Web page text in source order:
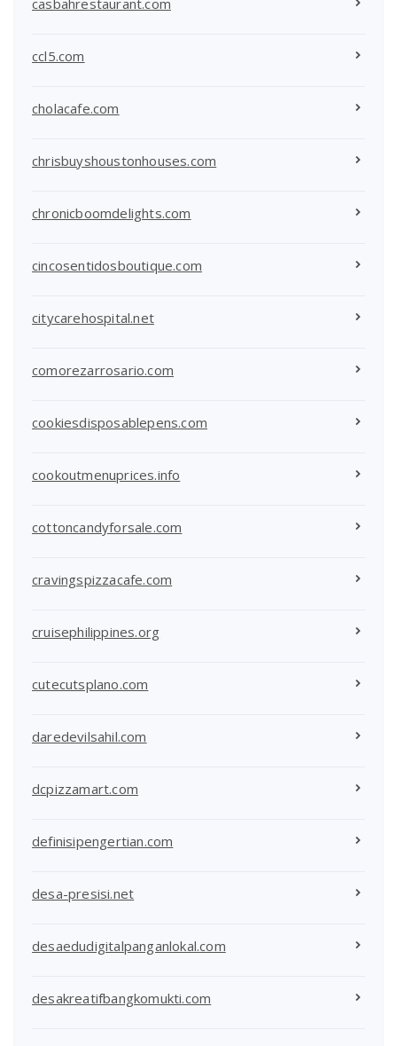
ccl5.com
cholacafe.com
chrisbuyshoustonhouses.com
chronicboomdelights.com
cincosentidosboutique.com
citycarehospital.net
comorezarrosario.com
cookiesdisposablepens.com
cookoutmenuprices.info
cottoncandyforsale.com
cravingspizzacafe.com
cruisephilippines.org
cutecutsplano.com
daredevilsahil.com
dcpizzamart.com
definisipengertian.com
desa-presisi.net
desaedudigitalpanganlokal.com
desakreatifbangkomukti.com